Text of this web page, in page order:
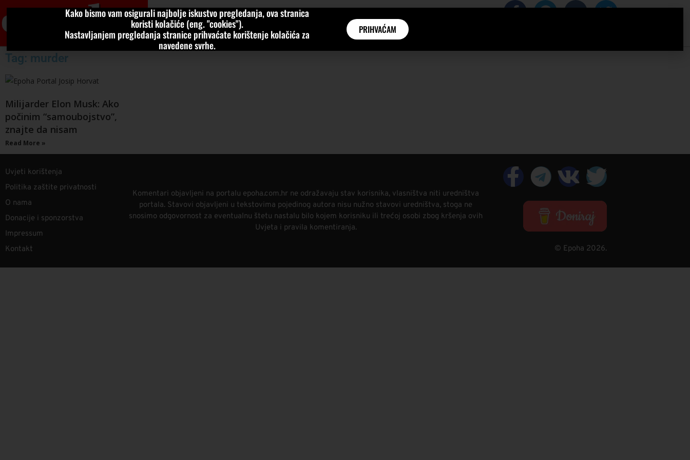
VIJESTI KOLUMNE KATEGORIJE INTERVJUI AKTUALNO
Tag: murder
Milijarder Elon Musk: Ako
počinim “samoubojstvo”,
znajte da nisam
Read More »
Uvjeti korištenja
Politika zaštite privatnosti
O nama
Donacije i sponzorstva
Impressum
Kontakt
Komentari objavljeni na portalu epoha.com.hr ne odražavaju stav korisnika, vlasništva niti uredništva
portala. Stavovi objavljeni u tekstovima pojedinog autora nisu nužno stavovi uredništva, stoga ne
snosimo odgovornost za eventualnu štetu nastalu bilo kojem korisniku ili trećoj osobi zbog kršenja ovih
Uvjeta i pravila komentiranja.
© Epoha 2026.
Kako bismo vam osigurali najbolje iskustvo pregledanja, ova stranica
koristi kolačiće (eng. "cookies").
Nastavljanjem pregledanja stranice prihvaćate korištenje kolačića za
navedene svrhe.
PRIHVAĆAM